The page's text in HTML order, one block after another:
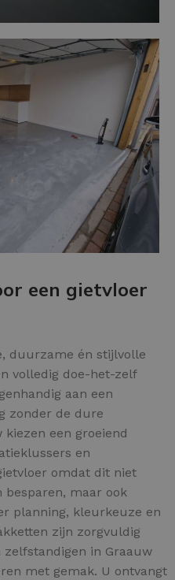
een gietvloer
duurzame én stijlvolle
volledig doe-het-zelf
aan een
zonder de dure
kiezen een groeiend
en
omdat dit niet
besparen, maar ook
planning, kleurkeuze en
zijn zorgvuldig
in Graauw
met gemak. U ontvangt